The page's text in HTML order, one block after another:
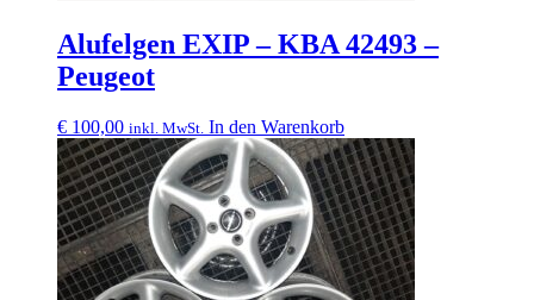
Alufelgen EXIP – KBA 42493 –
Peugeot
€ 100,00 inkl. MwSt. In den Warenkorb